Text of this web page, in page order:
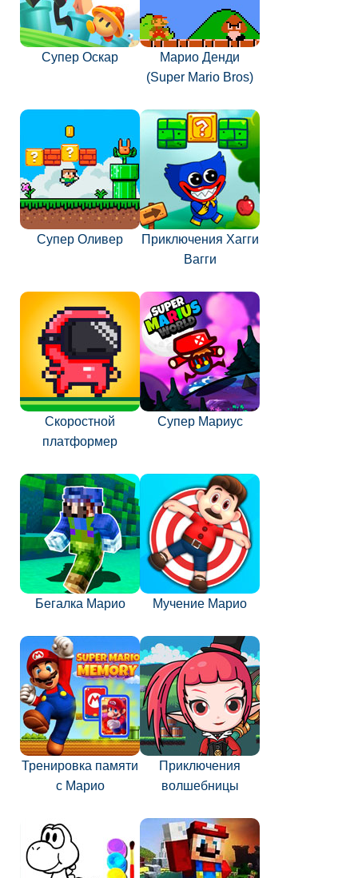
Супер Оскар
Марио Денди
(Super Mario Bros)
Супер Оливер
Приключения Хагги
Вагги
Скоростной
платформер
Супер Мариус
Бегалка Марио Мучение Марио
Тренировка памяти
с Марио
Приключения
волшебницы